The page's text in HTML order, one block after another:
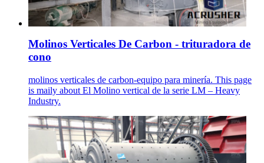
Molinos Verticales De Carbon - trituradora de
cono
molinos verticales de carbon-equipo para minería. This page
is maily about El Molino vertical de la serie LM – Heavy
Industry.